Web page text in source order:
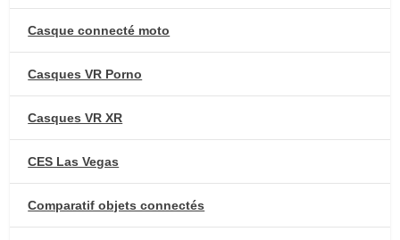
Casque connecté moto
Casques VR Porno
Casques VR XR
CES Las Vegas
Comparatif objets connectés